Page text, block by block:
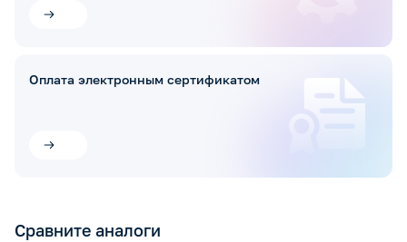
Оплата электронным сертификатом
Сравните аналоги